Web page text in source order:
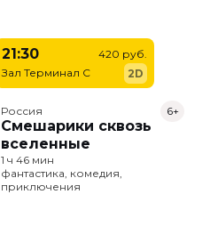
21:30
Зал Терминал C
420 руб.
2D
Россия
Смешарики сквозь
вселенные
6+
1 ч 46 мин
фантастика, комедия,
приключения